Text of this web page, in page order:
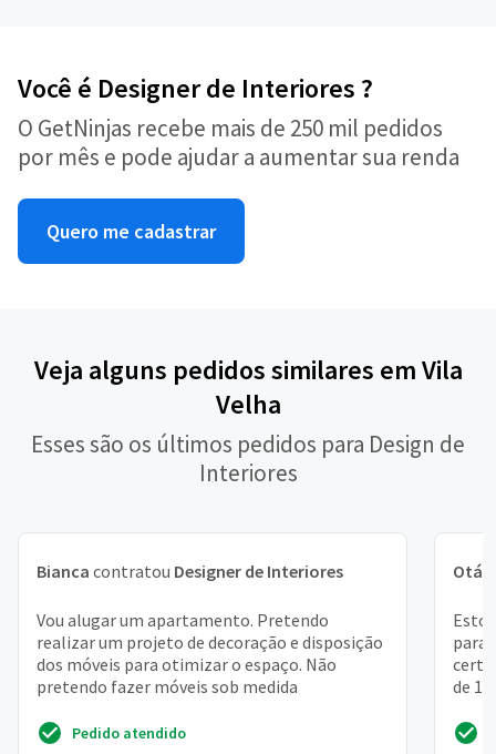
Você é Designer de Interiores ?
O GetNinjas recebe mais de 250 mil pedidos
por mês e pode ajudar a aumentar sua renda
Quero me cadastrar
Veja alguns pedidos similares em Vila
Velha
Esses são os últimos pedidos para Design de
Interiores
Bianca contratou Designer de Interiores
Vou alugar um apartamento. Pretendo
realizar um projeto de decoração e disposição
dos móveis para otimizar o espaço. Não
pretendo fazer móveis sob medida
Pedido atendido
para
certa
de 1